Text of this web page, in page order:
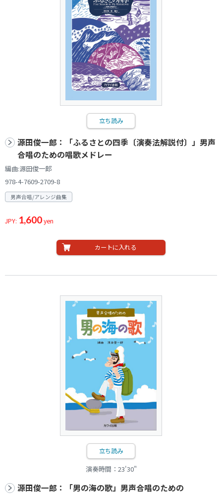
立ち読み
源田俊一郎：「ふるさとの四季〔演奏法解説付〕」男声
合唱のための唱歌メドレー
編曲:源田俊一郎
978-4-7609-2709-8
男声合唱/アレンジ曲集
JPY: 1,600yen
カートに入れる
立ち読み
演奏時間：23'30"
源田俊一郎：「男の海の歌」男声合唱のための